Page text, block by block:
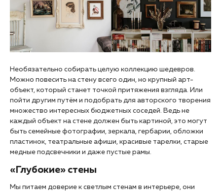
Необязательно собирать целую коллекцию шедевров.
Можно повесить на стену всего один, но крупный арт-
объект, который станет точкой притяжения взгляда. Или
пойти другим путём и подобрать для авторского творения
множество интересных бюджетных соседей. Ведь не
каждый объект на стене должен быть картиной, это могут
быть семейные фотографии, зеркала, гербарии, обложки
пластинок, театральные афиши, красивые тарелки, старые
медные подсвечники и даже пустые рамы.
«Глубокие» стены
Мы питаем доверие к светлым стенам в интерьере, они